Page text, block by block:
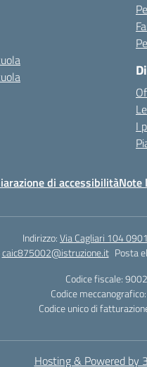
I
di accessibilitàNote
Indirizzo:Via Cagliari 104
caic875002@istruzione.it Posta
Codice fiscale:
Codice meccanografico:
Codice unico di
Hosting & Powered by